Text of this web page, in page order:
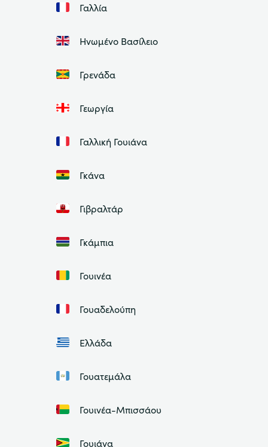
Γαλλία
Ηνωμένο Βασίλειο
Γρενάδα
Γεωργία
Γαλλική Γουιάνα
Γκάνα
Γιβραλτάρ
Γκάμπια
Γουινέα
Γουαδελούπη
Ελλάδα
Γουατεμάλα
Γουινέα-Μπισσάου
Γουιάνα